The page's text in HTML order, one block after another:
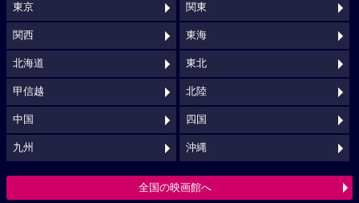
東京 関東
関西 東海
北海道 東北
甲信越 北陸
中国 四国
九州 沖縄
全国の映画館へ